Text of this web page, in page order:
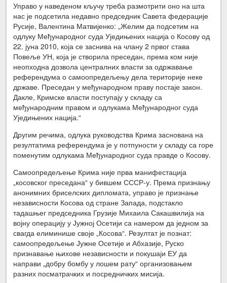
Управо у наведеном кључу треба размотрити оно на шта
нас је подсетила недавно председник Савета федерације
Русије, Валентина Матвијенко: „Желим да подсетим на
одлуку Међународног суда Уједињених нација о Косову од
22. јуна 2010, која се заснива на члану 2 првог става
Повеље УН, која је створила преседан, према ком није
неопходна дозвола централних власти за одржавање
референдума о самоопредељењу дела територије неке
државе. Преседан у међународном праву постаје закон.
Дакле, Кримске власти поступају у складу са
међународним правом и одлукама Међународног суда
Уједињених нација.“
Другим речима, одлука руководства Крима заснована на
резултатима референдума је у потпуности у складу са горе
поменутим одлукама Међународног суда правде о Косову.
Самоопредељење Крима није прва манифестација
„косовског преседана“ у бившем СССР-у. Према признању
анонимних бриселских дипломата, управо је признање
независности Косова од стране Запада, подстакло
тадашњег председника Грузије Михаила Сакашвилија на
војну операцију у Јужној Осетији са намером да једном за
свагда елиминише своје „Косова“. Резултат је познат:
самоопредељење Јужне Осетије и Абхазије, Руско
признавање њихове независности и покушаји ЕУ да
направи „добру бомбу у лошем рату“ организовањем
разних посматрачких и посредничких мисија.